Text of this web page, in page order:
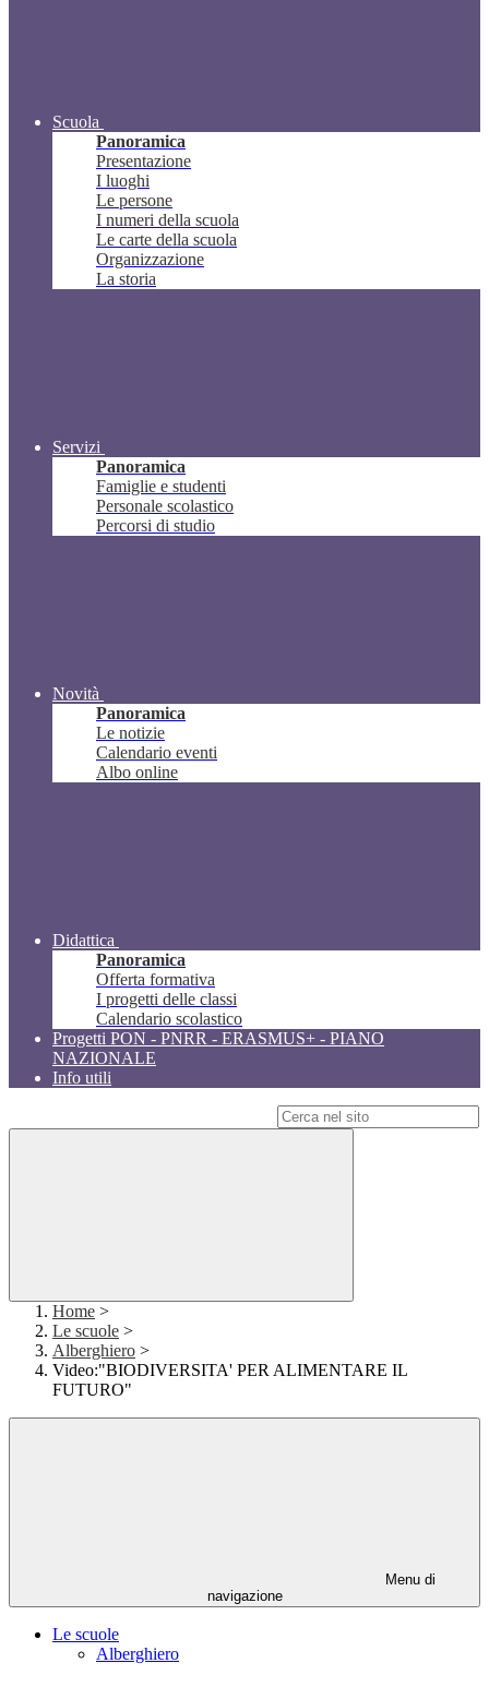
Scuola
Panoramica
Presentazione
I luoghi
Le persone
I numeri della scuola
Le carte della scuola
Organizzazione
La storia
Servizi
Panoramica
Famiglie e studenti
Personale scolastico
Percorsi di studio
Novità
Panoramica
Le notizie
Calendario eventi
Albo online
Didattica
Panoramica
Offerta formativa
I progetti delle classi
Calendario scolastico
Progetti PON - PNRR - ERASMUS+ - PIANO
NAZIONALE
Info utili
Home >
Le scuole >
Alberghiero >
Video:"BIODIVERSITA' PER ALIMENTARE IL
FUTURO"
Menu di
navigazione
Le scuole
Alberghiero